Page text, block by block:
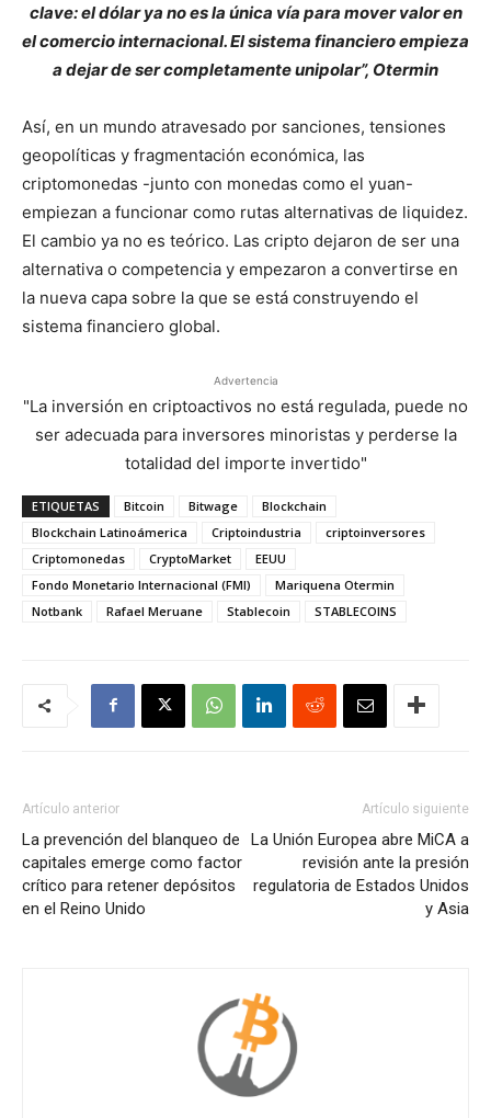
clave: el dólar ya no es la única vía para mover valor en
el comercio internacional. El sistema financiero empieza
a dejar de ser completamente unipolar”, Otermin
Así, en un mundo atravesado por sanciones, tensiones
geopolíticas y fragmentación económica, las
criptomonedas -junto con monedas como el yuan-
empiezan a funcionar como rutas alternativas de liquidez.
El cambio ya no es teórico. Las cripto dejaron de ser una
alternativa o competencia y empezaron a convertirse en
la nueva capa sobre la que se está construyendo el
sistema financiero global.
Advertencia
"La inversión en criptoactivos no está regulada, puede no
ser adecuada para inversores minoristas y perderse la
totalidad del importe invertido"
ETIQUETAS Bitcoin Bitwage
Blockchain
Blockchain Latinoámerica
Criptoindustria
criptoinversores
Criptomonedas
CryptoMarket
EEUU
Fondo Monetario Internacional (FMI)
Mariquena Otermin
Notbank
Rafael Meruane Stablecoin STABLECOINS
Artículo anterior
La prevención del blanqueo de
capitales emerge como factor
crítico para retener depósitos
en el Reino Unido
Artículo siguiente
La Unión Europea abre MiCA a
revisión ante la presión
regulatoria de Estados Unidos
y Asia